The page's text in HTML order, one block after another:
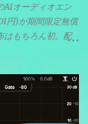
AIオーディオエン
円)が期間限定無償
はもちろん初。配